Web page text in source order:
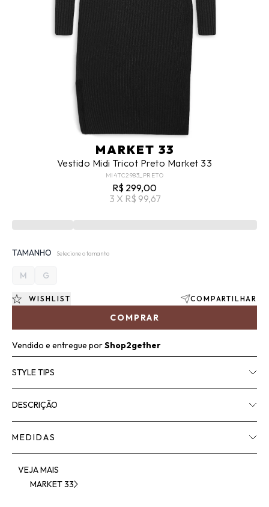
MARKET 33
Vestido Midi Tricot Preto Market 33
MI4TC2983_PRETO
R$ 299,00
3 X R$ 99,67
TAMANHO Selecione o tamanho
M G
COMPRAR
WISHLIST COMPARTILHAR
Vendido e entregue porShop2gether
STYLE TIPS
DESCRIÇÃO
MEDIDAS
VEJA MAIS
MARKET 33